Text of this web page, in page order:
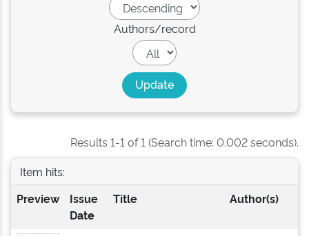
Authors/record
Results 1-1 of 1 (Search time: 0.002 seconds).
Item hits:
Preview
Issue
Date
Title Author(s)